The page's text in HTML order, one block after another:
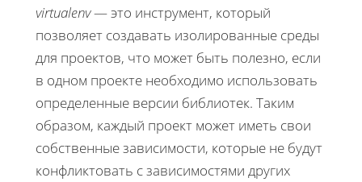
virtualenv— это инструмент, который
позволяет создавать изолированные среды
для проектов, что может быть полезно, если
в одном проекте необходимо использовать
определенные версии библиотек. Таким
образом, каждый проект может иметь свои
собственные зависимости, которые не будут
конфликтовать с зависимостями других